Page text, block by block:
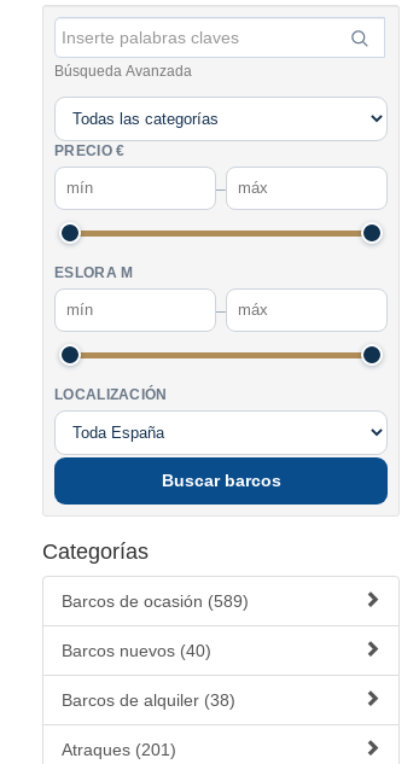
Búsqueda Avanzada
PRECIO €
–
ESLORA M
–
LOCALIZACIÓN
Buscar barcos
Categorías
Barcos de ocasión (589)
Barcos nuevos (40)
Barcos de alquiler (38)
Atraques (201)